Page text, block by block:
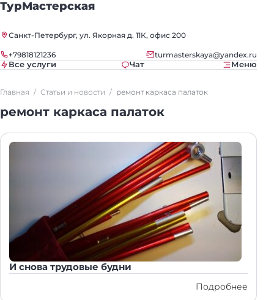
ТурМастерская
Санкт-Петербург, ул. Якорная д. 11К, офис 200
+79818121236 turmasterskaya@yandex.ru
Все услуги Чат Меню
Главная Статьи и новости ремонт каркаса палаток
ремонт каркаса палаток
И снова трудовые будни
Подробнее